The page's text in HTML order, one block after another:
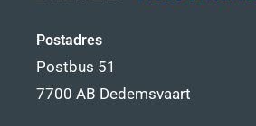
Postadres
Postbus 51
7700 AB Dedemsvaart